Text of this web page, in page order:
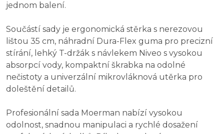
jednom balení.
Součástí sady je ergonomická stěrka s nerezovou
lištou 35 cm, náhradní Dura-Flex guma pro precizní
stírání, lehký T-držák s návlekem Niveo s vysokou
absorpcí vody, kompaktní škrabka na odolné
nečistoty a univerzální mikrovláknová utěrka pro
doleštění detailů.
Profesionální sada Moerman nabízí vysokou
odolnost, snadnou manipulaci a rychlé dosažení